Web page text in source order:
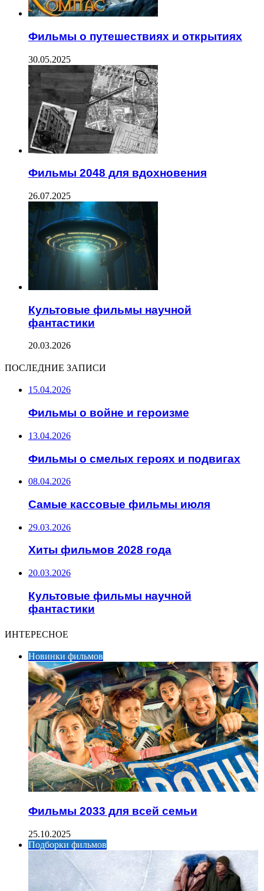
Фильмы о путешествиях и открытиях
30.05.2025
Фильмы 2048 для вдохновения
26.07.2025
Культовые фильмы научной
фантастики
20.03.2026
ПОСЛЕДНИЕ ЗАПИСИ
15.04.2026
Фильмы о войне и героизме
13.04.2026
Фильмы о смелых героях и подвигах
08.04.2026
Самые кассовые фильмы июля
29.03.2026
Хиты фильмов 2028 года
20.03.2026
Культовые фильмы научной
фантастики
ИНТЕРЕСНОЕ
Новинки фильмов
Фильмы 2033 для всей семьи
25.10.2025
Подборки фильмов